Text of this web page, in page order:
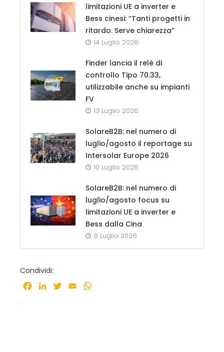
limitazioni UE a inverter e
Bess cinesi: “Tanti progetti in
ritardo. Serve chiarezza”
14 Luglio 2026
Finder lancia il relè di
controllo Tipo 70.33,
utilizzabile anche su impianti
FV
13 Luglio 2026
SolareB2B: nel numero di
luglio/agosto il reportage su
Intersolar Europe 2026
10 Luglio 2026
SolareB2B: nel numero di
luglio/agosto focus su
limitazioni UE a inverter e
Bess dalla Cina
9 Luglio 2026
Condividi:
Facebook
LinkedInTwitter
Email